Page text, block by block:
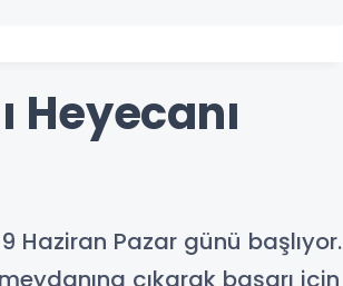
Heyecanı
Haziran Pazar günü başlıyor.
çıkarak başarı için